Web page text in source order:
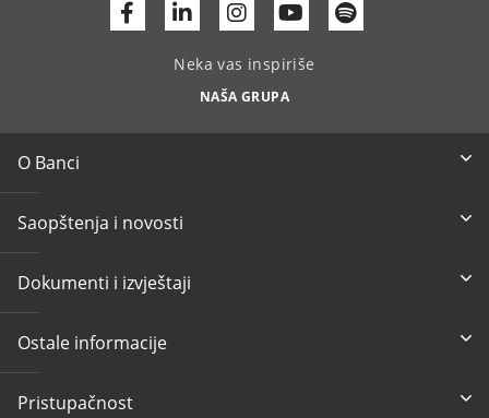
Facebook
Linkedin Youtube
Neka vas inspiriše
NAŠA GRUPA
O Banci
Saopštenja i novosti
Dokumenti i izvještaji
Ostale informacije
Pristupačnost